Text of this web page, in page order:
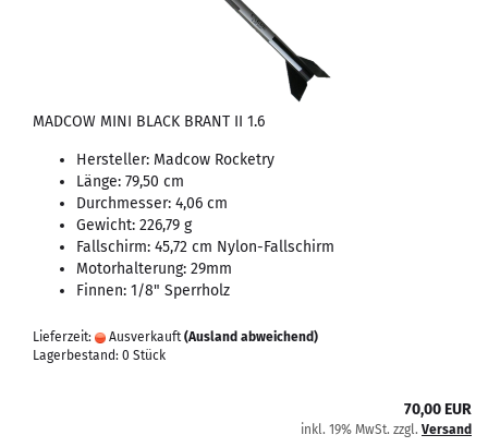
MADCOW MINI BLACK BRANT II 1.6
Hersteller: Madcow Rocketry
Länge: 79,50 cm
Durchmesser: 4,06 cm
Gewicht: 226,79 g
Fallschirm: 45,72 cm Nylon-Fallschirm
Motorhalterung: 29mm
Finnen: 1/8" Sperrholz
Lieferzeit: Ausverkauft (Ausland abweichend)
Lagerbestand: 0 Stück
70,00 EUR
inkl. 19% MwSt. zzgl. Versand